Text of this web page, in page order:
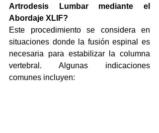
Artrodesis Lumbar mediante el
Abordaje XLIF?
Este procedimiento se considera en
situaciones donde la fusión espinal es
necesaria para estabilizar la columna
vertebral. Algunas indicaciones
comunes incluyen: